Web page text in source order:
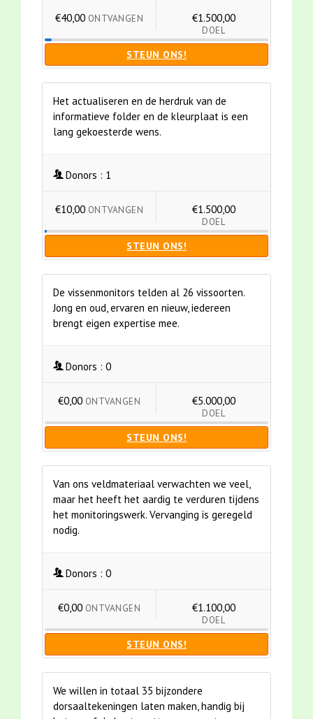
€40,00 ONTVANGEN €1.500,00
DOEL
STEUN ONS!
Het actualiseren en de herdruk van de
informatieve folder en de kleurplaat is een
lang gekoesterde wens.
Donors : 1
€10,00 ONTVANGEN €1.500,00
DOEL
STEUN ONS!
De vissenmonitors telden al 26 vissoorten.
Jong en oud, ervaren en nieuw, iedereen
brengt eigen expertise mee.
Donors : 0
€0,00 ONTVANGEN €5.000,00
DOEL
STEUN ONS!
Van ons veldmateriaal verwachten we veel,
maar het heeft het aardig te verduren tijdens
het monitoringswerk. Vervanging is geregeld
nodig.
Donors : 0
€0,00 ONTVANGEN €1.100,00
DOEL
STEUN ONS!
We willen in totaal 35 bijzondere
dorsaaltekeningen laten maken, handig bij